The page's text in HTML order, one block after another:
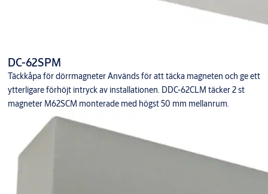
DC-62SPM
Täckkåpa för dörrmagneter Används för att täcka magneten och ge ett
ytterligare förhöjt intryck av installationen. DDC-62CLM täcker 2 st
magneter M62SCM monterade med högst 50 mm mellanrum.